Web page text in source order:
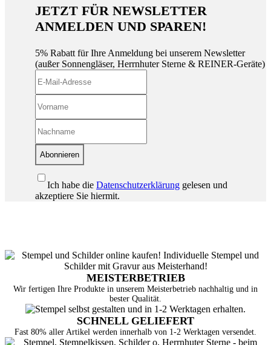
JETZT FÜR NEWSLETTER
ANMELDEN UND SPAREN!
5% Rabatt für Ihre Anmeldung bei unserem Newsletter
(außer Sonnengläser, Herrnhuter Sterne & REINER-Geräte)
Abonnieren
Ich habe die Datenschutzerklärung gelesen und
akzeptiere Sie hiermit.
MEISTERBETRIEB
Wir fertigen Ihre Produkte in unserem Meisterbetrieb nachhaltig und in
bester Qualität.
SCHNELL GELIEFERT
Fast 80% aller Artikel werden innerhalb von 1-2 Werktagen versendet.